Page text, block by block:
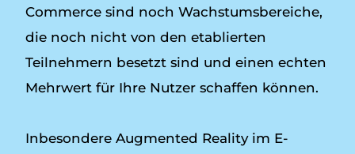
Commerce sind noch Wachstumsbereiche,
die noch nicht von den etablierten
Teilnehmern besetzt sind und einen echten
Mehrwert für Ihre Nutzer schaffen können.
Inbesondere Augmented Reality im E-